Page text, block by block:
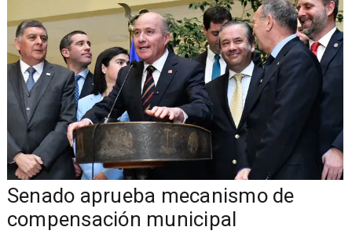
Senado aprueba mecanismo de
compensación municipal